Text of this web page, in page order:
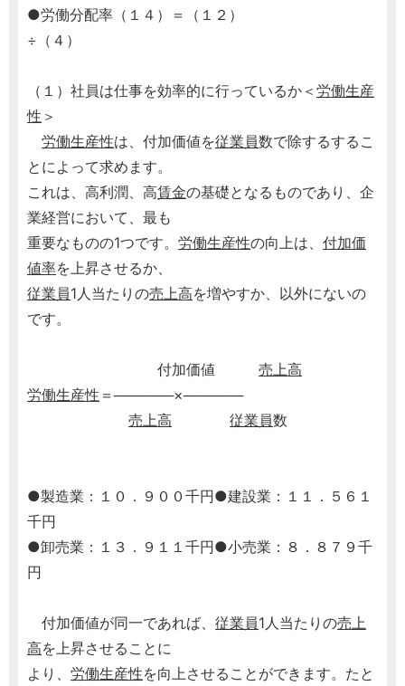
●労働分配率（１４）＝（１２）
÷（４）
（１）社員は仕事を効率的に行っているか＜ 労働生産
性 ＞
労働生産性は、付加価値を従業員数で除するするこ
とによって求めます。
これは、高利潤、高賃金の基礎となるものであり、企
業経営において、最も
重要なものの1つです。 労働生産性の向上は、 付加価
値率を上昇させるか、
従業員1人当たりの売上高を増やすか、以外にないの
です。
付加価値 売上高
労働生産性 ＝──────×──────
売上高
従業員数
●製造業：１０．９００千円●建設業：１１．５６１
千円
●卸売業：１３．９１１千円●小売業：８．８７９千
円
付加価値が同一であれば、 従業員1人当たりの売上
高を上昇させることに
より、 労働生産性を向上させることができます。たと